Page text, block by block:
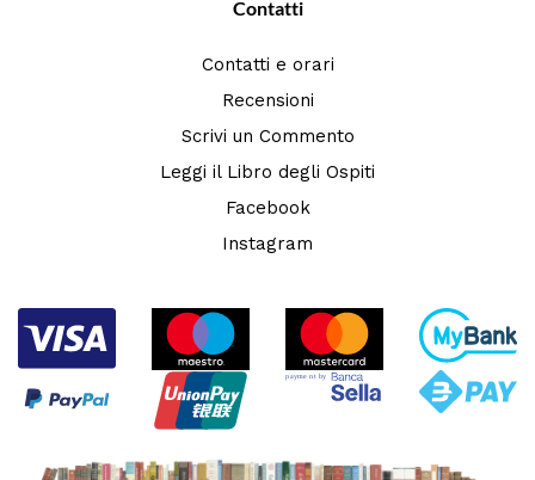
Contatti
Contatti e orari
Recensioni
Scrivi un Commento
Leggi il Libro degli Ospiti
Facebook
Instagram